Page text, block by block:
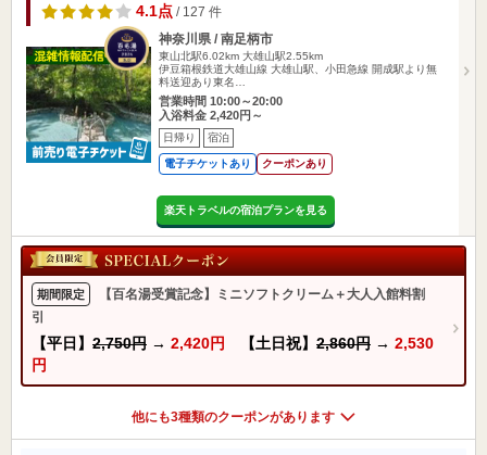
4.1点/ 127 件
神奈川県 / 南足柄市
東山北駅6.02km 大雄山駅2.55km
伊豆箱根鉄道大雄山線 大雄山駅、小田急線 開成駅より無
料送迎あり東名…
営業時間 10:00～20:00
入浴料金 2,420円～
日帰り 宿泊
電子チケットあり クーポンあり
楽天トラベルの宿泊プランを見る
期間限定
【百名湯受賞記念】ミニソフトクリーム＋大人入館料割
引
【平日】 2,750円 → 2,420円 【土日祝】 2,860円 → 2,530
円
他にも3種類のクーポンがあります